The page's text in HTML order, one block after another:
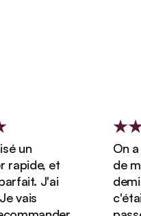
un
et
J'ai
vais
On a
de